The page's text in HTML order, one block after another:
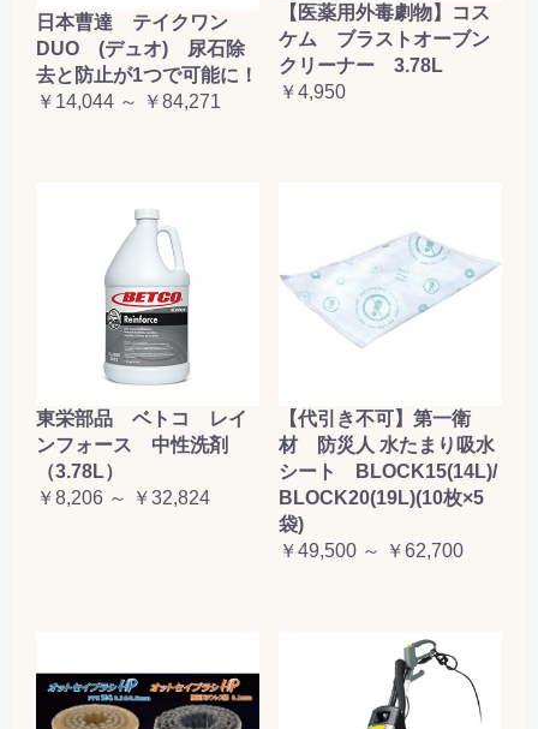
日本曹達 テイクワン
DUO (デュオ) 尿石除
去と防止が1つで可能に！
￥14,044 ～ ￥84,271
【医薬用外毒劇物】コス
ケム ブラストオーブン
クリーナー 3.78L
￥4,950
東栄部品 ベトコ レイ
ンフォース 中性洗剤
（3.78L）
￥8,206 ～ ￥32,824
【代引き不可】第一衛
材 防災人 水たまり吸水
シート BLOCK15(14L)/
BLOCK20(19L)(10枚×5
袋)
￥49,500 ～ ￥62,700